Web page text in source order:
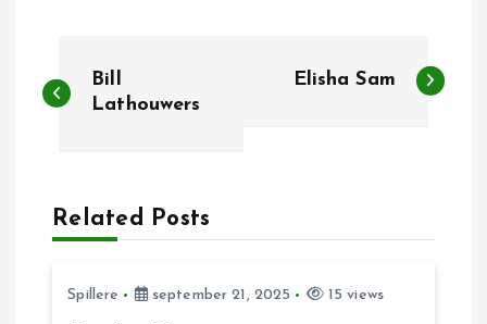
n
Bill
Lathouwers
Elisha Sam
Related Posts
Spillere september 21, 2025 15 views